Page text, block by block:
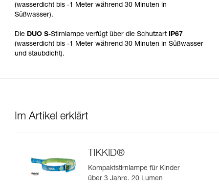
(wasserdicht bis -1 Meter während 30 Minuten in
Süßwasser).
Die DUO S-Stirnlampe verfügt über die Schutzart IP67
(wasserdicht bis -1 Meter während 30 Minuten in Süßwasser
und staubdicht).
Im Artikel erklärt
TIKKID®
Kompaktstirnlampe für Kinder
über 3 Jahre. 20 Lumen